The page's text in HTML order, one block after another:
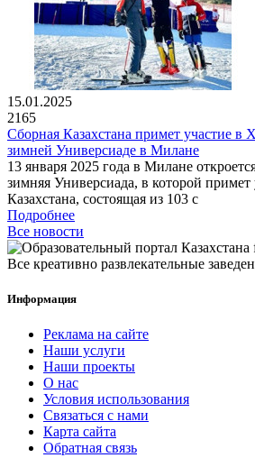
15.01.2025
2165
Сборная Казахстана примет участие
зимней Универсиаде в Милане
13 января 2025 года в Милане
зимняя Универсиада, в которой примет
Казахстана, состоящая из 103 с
Подробнее
Все новости
Все креативно развлекательные
Информация
Реклама на сайте
Наши услуги
Наши проекты
О нас
Условия использования
Связаться с нами
Карта сайта
Обратная связь